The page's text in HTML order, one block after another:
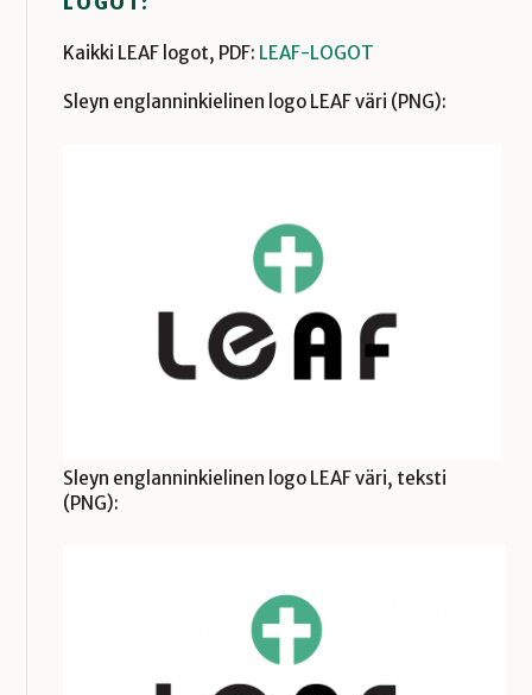
Kaikki LEAF logot, PDF: LEAF-LOGOT
Sleyn englanninkielinen logo LEAF väri (PNG):
Sleyn englanninkielinen logo LEAF väri, teksti
(PNG):